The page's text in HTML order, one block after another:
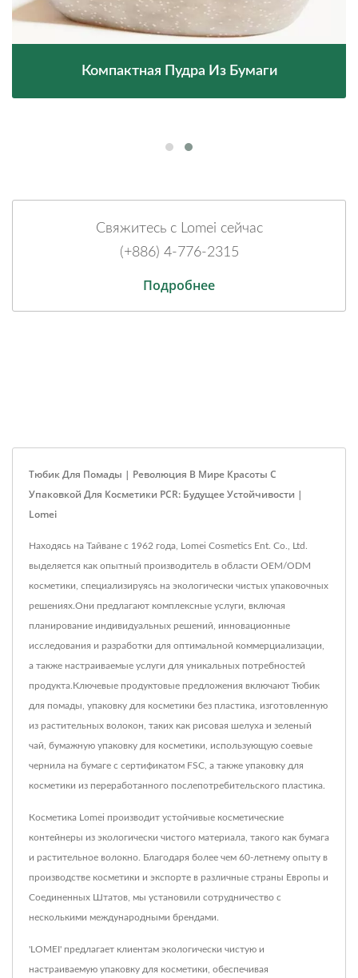
Компактная Пудра Из Бумаги
Свяжитесь с Lomei сейчас
(+886) 4-776-2315
Подробнее
Тюбик Для Помады | Революция В Мире Красоты С
Упаковкой Для Косметики PCR: Будущее Устойчивости |
Lomei
Находясь на Тайване с 1962 года, Lomei Cosmetics Ent. Co., Ltd.
выделяется как опытный производитель в области OEM/ODM
косметики, специализируясь на экологически чистых упаковочных
решениях.Они предлагают комплексные услуги, включая
планирование индивидуальных решений, инновационные
исследования и разработки для оптимальной коммерциализации,
а также настраиваемые услуги для уникальных потребностей
продукта.Ключевые продуктовые предложения включают Тюбик
для помады, упаковку для косметики без пластика, изготовленную
из растительных волокон, таких как рисовая шелуха и зеленый
чай, бумажную упаковку для косметики, использующую соевые
чернила на бумаге с сертификатом FSC, а также упаковку для
косметики из переработанного послепотребительского пластика.
Косметика Lomei производит устойчивые косметические
контейнеры из экологически чистого материала, такого как бумага
и растительное волокно. Благодаря более чем 60-летнему опыту в
производстве косметики и экспорте в различные страны Европы и
Соединенных Штатов, мы установили сотрудничество с
несколькими международными брендами.
'LOMEI' предлагает клиентам экологически чистую и
настраиваемую упаковку для косметики, обеспечивая